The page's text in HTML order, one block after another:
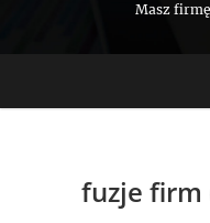
Masz
fuzje firm